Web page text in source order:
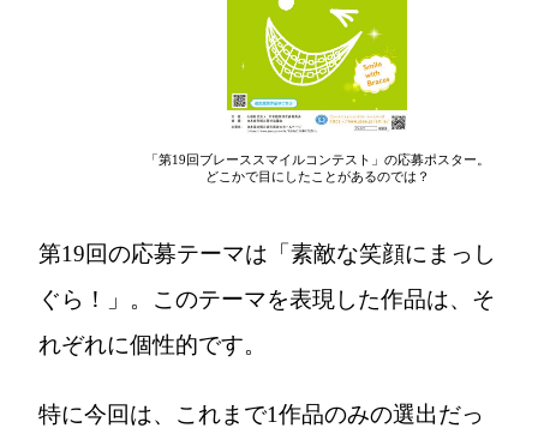
「第19回ブレーススマイルコンテスト」の応募ポスター。
どこかで目にしたことがあるのでは？
第19回の応募テーマは「素敵な笑顔にまっし
ぐら！」。このテーマを表現した作品は、そ
れぞれに個性的です。
特に今回は、これまで1作品のみの選出だっ